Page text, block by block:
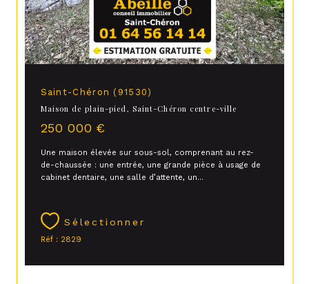
Saint-Chéron (91530)
Maison de plain-pied, Saint-Chéron centre-ville
250 000 €
Une maison élevée sur sous-sol, comprenant au rez-
de-chaussée : une entrée, une grande pièce à usage de
cabinet dentaire, une salle d’attente, un...
Sélectionner
Réf : 2829